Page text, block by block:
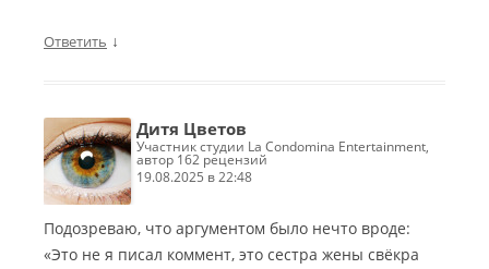
Ответить ↓
Дитя Цветов
участник студии La Condomina Entertainment,
автор 162 рецензий
19.08.2025 в 22:48
Подозреваю, что аргументом было нечто вроде:
«Это не я писал коммент, это сестра жены свёкра